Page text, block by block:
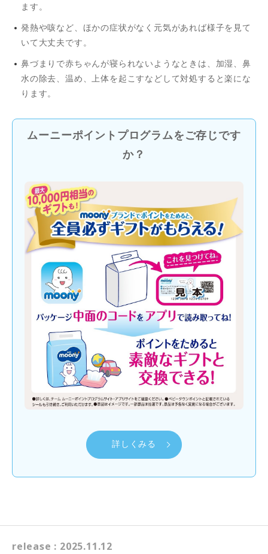
ます。
発熱や咳など、ほかの症状がなく元気があれば様子を見て
いて大丈夫です。
鼻づまりで赤ちゃんが寝られないようなときは、加湿、鼻
水の除去、温め、上体を起こすなどして対処すると楽にな
ります。
ムーニーポイントプログラムをご存じです
か？
詳しくみる
release : 2025.11.12